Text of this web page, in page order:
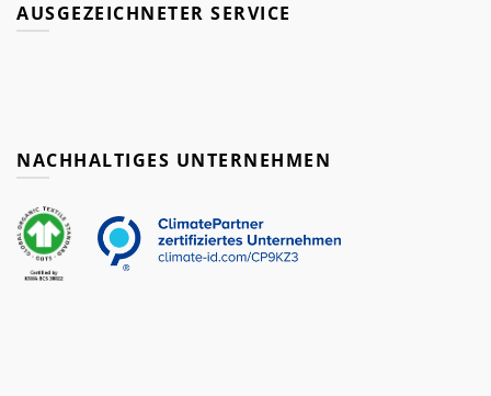
AUSGEZEICHNETER SERVICE
NACHHALTIGES UNTERNEHMEN